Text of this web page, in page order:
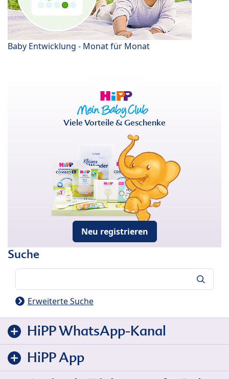
Baby Entwicklung - Monat für Monat
Viele Vorteile & Geschenke
Neu registrieren
Suche
Erweiterte Suche
HiPP WhatsApp-Kanal
HiPP App